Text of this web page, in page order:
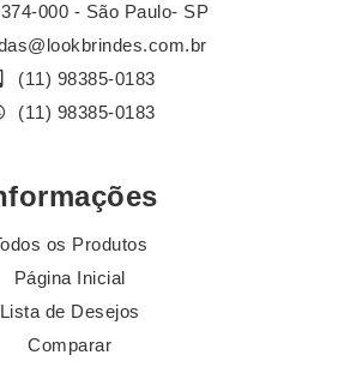
000 - São Paulo- SP
(11) 98385-0183
(11) 98385-0183
os Produtos
Página Inicial
Lista de Desejos
Comparar